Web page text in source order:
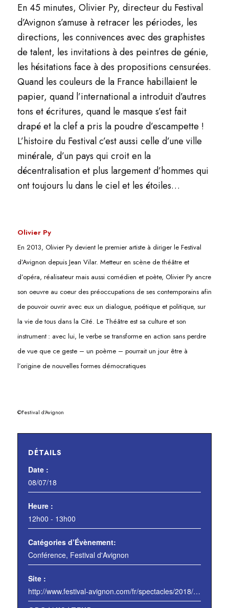
En 45 minutes, Olivier Py, directeur du Festival
d’Avignon s’amuse à retracer les périodes, les
directions, les connivences avec des graphistes
de talent, les invitations à des peintres de génie,
les hésitations face à des propositions censurées.
Quand les couleurs de la France habillaient le
papier, quand l’international a introduit d’autres
tons et écritures, quand le masque s’est fait
drapé et la clef a pris la poudre d’escampette !
L’histoire du Festival c’est aussi celle d’une ville
minérale, d’un pays qui croit en la
décentralisation et plus largement d’hommes qui
ont toujours lu dans le ciel et les étoiles…
Olivier Py
En 2013, Olivier Py devient le premier artiste à diriger le Festival
d’Avignon depuis Jean Vilar. Metteur en scène de théâtre et
d’opéra, réalisateur mais aussi comédien et poète, Olivier Py ancre
son oeuvre au coeur des préoccupations de ses contemporains afin
de pouvoir ouvrir avec eux un dialogue, poétique et politique, sur
la vie de tous dans la Cité. Le Théâtre est sa culture et son
instrument : avec lui, le verbe se transforme en action sans perdre
de vue que ce geste – un poème – pourrait un jour être à
l’origine de nouvelles formes démocratiques
©Festival d’Avignon
DÉTAILS
Date :
08/07/18
Heure :
12h00 - 13h00
Catégories d’Évènement:
Conférence, Festival d'Avignon
Site :
http://www.festival-avignon.com/fr/spectacles/2018/une-histoire-du-festival-d-avignon-en-72-affiches